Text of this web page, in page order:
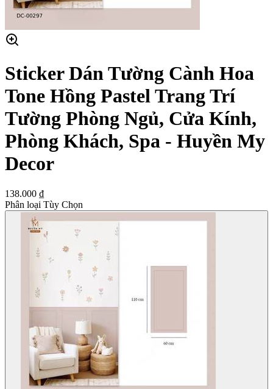
Sticker Dán Tường Cành Hoa
Tone Hồng Pastel Trang Trí
Tường Phòng Ngủ, Cửa Kính,
Phòng Khách, Spa - Huyền My
Decor
138.000 ₫
Phân loại Tùy Chọn